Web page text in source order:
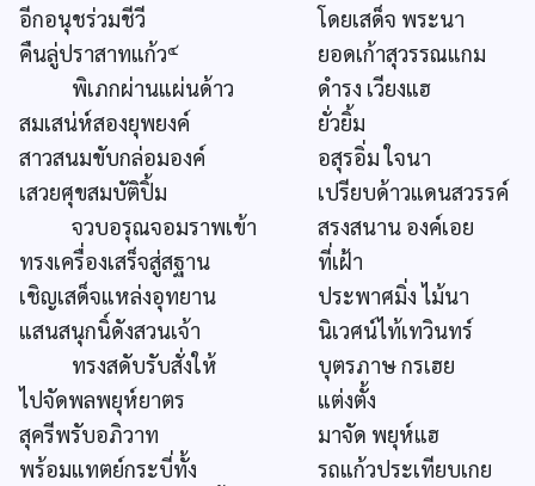
อีกอนุชร่วมชีวี
โดยเสด็จ พระนา
คืนลู่ปราสาทแก้ว๔
ยอดเก้าสุวรรณแกม
พิเภกผ่านแผ่นด้าว
ดำรง เวียงแฮ
สมเสน่ห์สองยุพยงค์
ยั่วยิ้ม
สาวสนมขับกล่อมองค์
อสุรอิ่ม ใจนา
เสวยศุขสมบัติปิ้ม
เปรียบด้าวแดนสวรรค์
จวบอรุณจอมราพเข้า
สรงสนาน องค์เอย
ทรงเครื่องเสร็จสู่สฐาน
ที่เฝ้า
เชิญเสด็จแหล่งอุทยาน
ประพาศมิ่ง ไม้นา
แสนสนุกนิ์ดังสวนเจ้า
นิเวศน์ไท้เทวินทร์
ทรงสดับรับสั่งให้
บุตรภาษ กรเฮย
ไปจัดพลพยุห์ยาตร
แต่งตั้ง
สุครีพรับอภิวาท
มาจัด พยุห์แฮ
พร้อมแทตย์กระบี่ทั้ง
รถแก้วประเทียบเกย